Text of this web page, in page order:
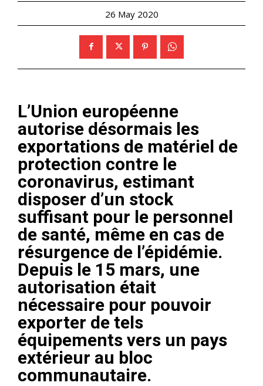
26 May 2020
L’Union européenne
autorise désormais les
exportations de matériel de
protection contre le
coronavirus, estimant
disposer d’un stock
suffisant pour le personnel
de santé, même en cas de
résurgence de l’épidémie.
Depuis le 15 mars, une
autorisation était
nécessaire pour pouvoir
exporter de tels
équipements vers un pays
extérieur au bloc
communautaire.